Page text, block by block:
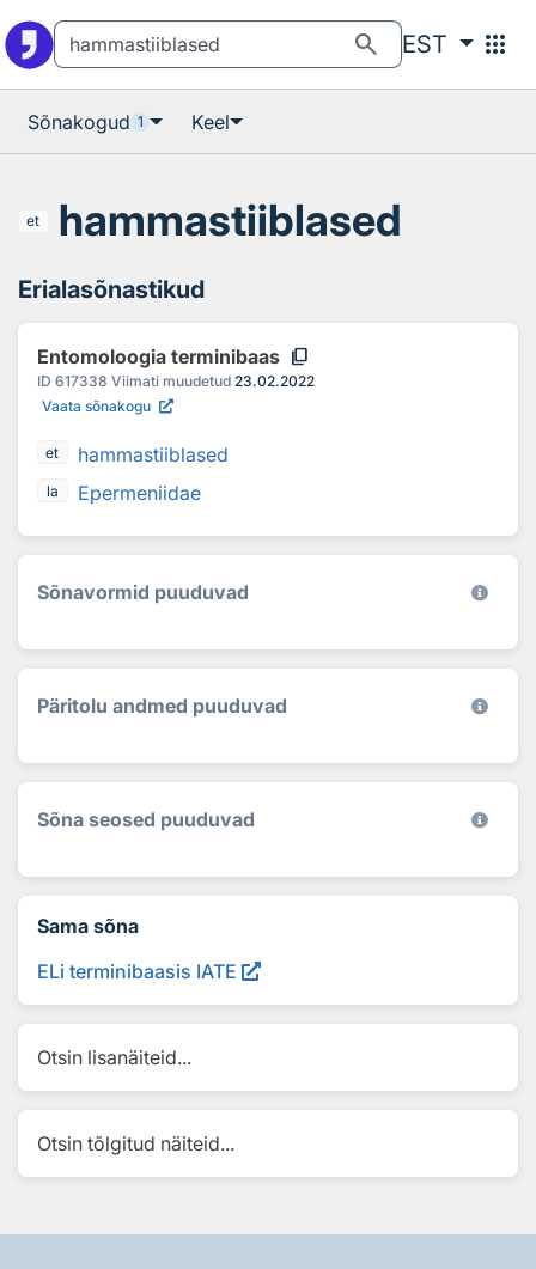
search EST apps
Sõnakogud 1 Keel
et hammastiiblased
Erialasõnastikud
Entomoloogia terminibaas content_copy
ID 617338 Viimati muudetud 23.02.2022
Vaata sõnakogu
et hammastiiblased
la Epermeniidae
Sõnavormid puuduvad
Päritolu andmed puuduvad
Sõna seosed puuduvad
Sama sõna
ELi terminibaasis IATE
Otsin lisanäiteid...
Otsin tõlgitud näiteid...